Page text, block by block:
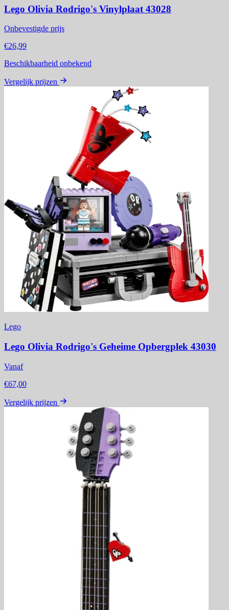
Lego Olivia Rodrigo's Vinylplaat 43028
Onbevestigde prijs
€26,99
Beschikbaarheid onbekend
Vergelijk prijzen
Lego
Lego Olivia Rodrigo's Geheime Opbergplek 43030
Vanaf
€67,00
Vergelijk prijzen